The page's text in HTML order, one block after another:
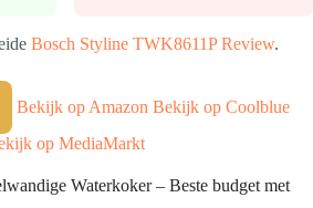
Bosch Styline TWK8611P Review.
Bekijk op Amazon Bekijk op Coolblue
op MediaMarkt
Waterkoker – Beste budget met